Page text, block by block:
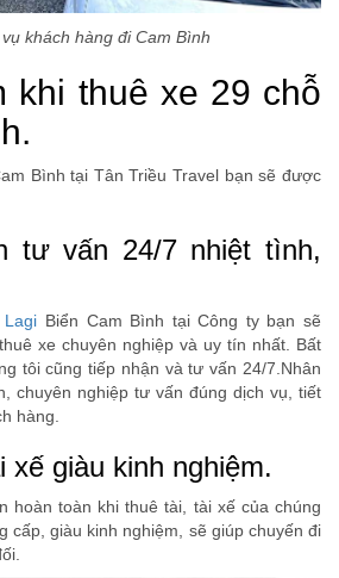
khách hàng đi Cam Bình
khi thuê xe 29 chỗ
Bình tại Tân Triều Travel bạn sẽ được
tư vấn 24/7 nhiệt tình,
Biển Cam Bình tại Công ty bạn sẽ
xe chuyên nghiệp và uy tín nhất. Bất
tôi cũng tiếp nhận và tư vấn 24/7.Nhân
chuyên nghiệp tư vấn đúng dịch vụ, tiết
hàng.
xế giàu kinh nghiệm.
hoàn toàn khi thuê tài, tài xế của chúng
cấp, giàu kinh nghiệm, sẽ giúp chuyến đi